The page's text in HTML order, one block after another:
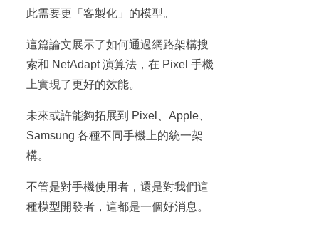
此需要更「客製化」的模型。
這篇論文展示了如何通過網路架構搜
索和 NetAdapt 演算法，在 Pixel 手機
上實現了更好的效能。
未來或許能夠拓展到 Pixel、Apple、
Samsung 各種不同手機上的統一架
構。
不管是對手機使用者，還是對我們這
種模型開發者，這都是一個好消息。